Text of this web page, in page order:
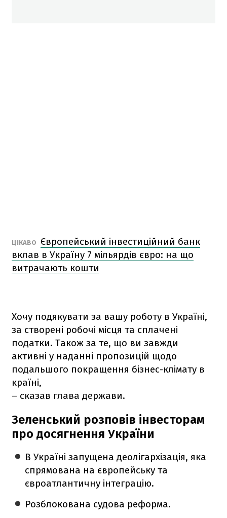
ЦІКАВО
Європейський інвестиційний банк
вклав в Україну 7 мільярдів євро: на що
витрачають кошти
Хочу подякувати за вашу роботу в Україні,
за створені робочі місця та сплачені
податки. Також за те, що ви завжди
активні у наданні пропозицій щодо
подальшого покращення бізнес-клімату в
країні,
– сказав глава держави.
Зеленський розповів інвесторам
про досягнення України
В Україні запущена деолігархізація, яка
спрямована на європейську та
євроатлантичну інтеграцію.
Розблокована судова реформа.